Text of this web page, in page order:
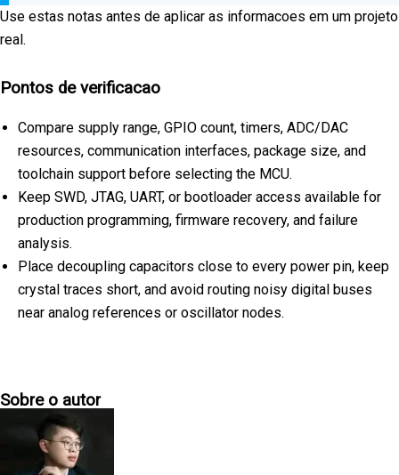
Use estas notas antes de aplicar as informacoes em um projeto
real.
Pontos de verificacao
Compare supply range, GPIO count, timers, ADC/DAC
resources, communication interfaces, package size, and
toolchain support before selecting the MCU.
Keep SWD, JTAG, UART, or bootloader access available for
production programming, firmware recovery, and failure
analysis.
Place decoupling capacitors close to every power pin, keep
crystal traces short, and avoid routing noisy digital buses
near analog references or oscillator nodes.
Sobre o autor